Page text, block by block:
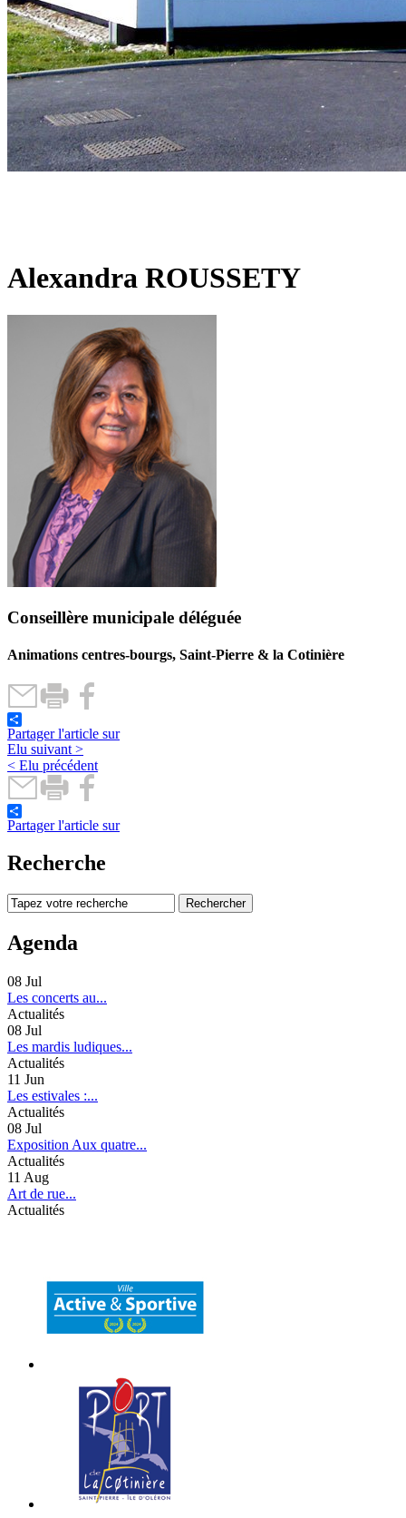
Alexandra ROUSSETY
Conseillère municipale déléguée
Animations centres-bourgs, Saint-Pierre & la Cotinière
Partager l'article sur
Elu suivant >
< Elu précédent
Partager l'article sur
Recherche
Agenda
08 Jul
Les concerts au...
Actualités
08 Jul
Les mardis ludiques...
Actualités
11 Jun
Les estivales :...
Actualités
08 Jul
Exposition Aux quatre...
Actualités
11 Aug
Art de rue...
Actualités